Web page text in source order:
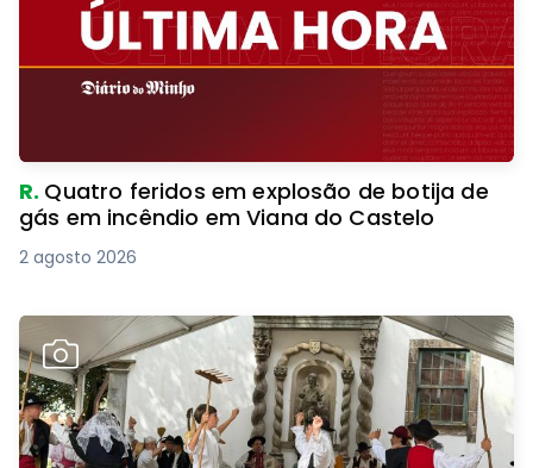
R. Quatro feridos em explosão de botija de
gás em incêndio em Viana do Castelo
2 agosto 2026